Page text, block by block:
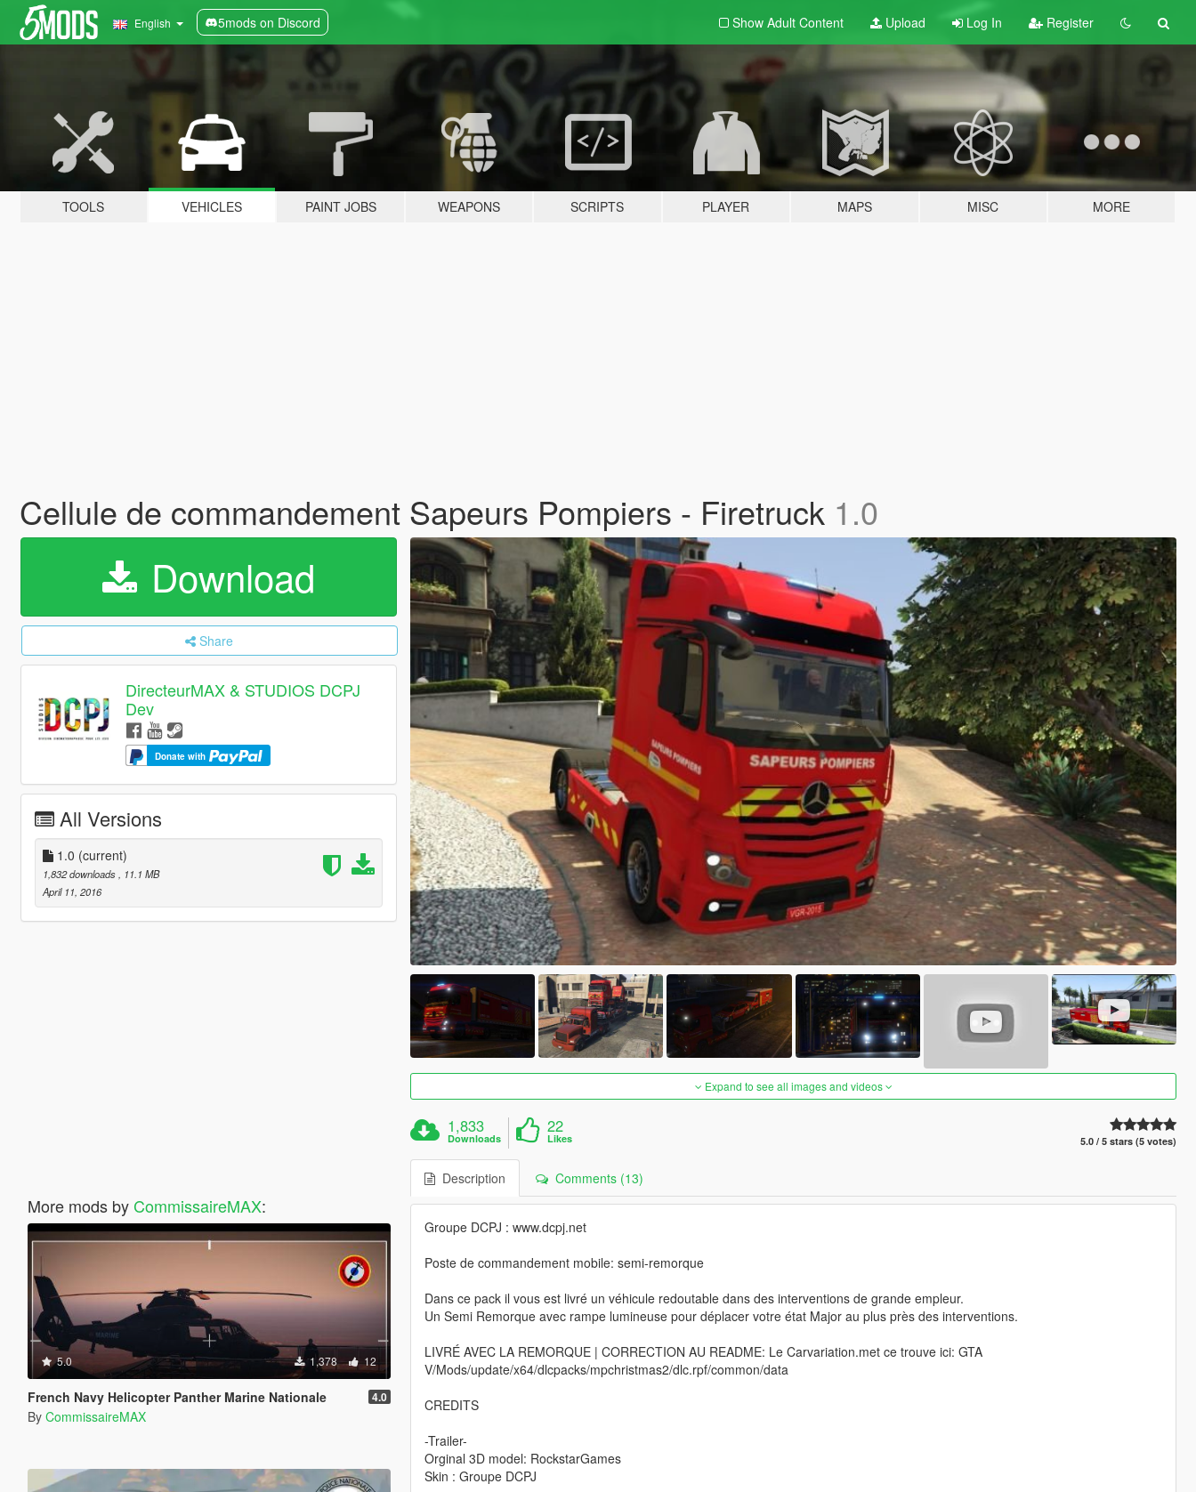
English 5mods on Discord Show Adult Content Upload Log In Register
TOOLS VEHICLES PAINT JOBS WEAPONS SCRIPTS PLAYER MAPS MISC MORE
Cellule de commandement Sapeurs Pompiers - Firetruck 1.0
Download
Share
DirecteurMAX & STUDIOS DCPJ
Dev
Donate with
All Versions
1.0 (current)
1,832 downloads
, 11.1 MB
April 11, 2016
More mods by CommissaireMAX:
5.0 1,378 12
French Navy Helicopter Panther Marine Nationale 4.0
By CommissaireMAX
Expand to see all images and videos
1,833
Downloads
22
Likes 5.0 / 5 stars (5 votes)
Description Comments (13)
Groupe DCPJ : www.dcpj.net
Poste de commandement mobile: semi-remorque
Dans ce pack il vous est livré un véhicule redoutable dans des interventions de grande empleur.
Un Semi Remorque avec rampe lumineuse pour déplacer votre état Major au plus près des interventions.
LIVRÉ AVEC LA REMORQUE | CORRECTION AU README: Le Carvariation.met ce trouve ici: GTA
V/Mods/update/x64/dlcpacks/mpchristmas2/dlc.rpf/common/data
CREDITS
-Trailer-
Orginal 3D model: RockstarGames
Skin : Groupe DCPJ